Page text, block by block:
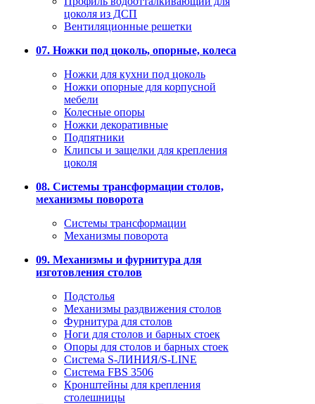
цоколя из ДСП
Вентиляционные решетки
07. Ножки под цоколь, опорные, колеса
Ножки для кухни под цоколь
Ножки опорные для корпусной
мебели
Колесные опоры
Ножки декоративные
Подпятники
Клипсы и защелки для крепления
цоколя
08. Системы трансформации столов,
механизмы поворота
Системы трансформации
Механизмы поворота
09. Механизмы и фурнитура для
изготовления столов
Подстолья
Механизмы раздвижения столов
Фурнитура для столов
Ноги для столов и барных стоек
Опоры для столов и барных стоек
Система S-ЛИНИЯ/S-LINE
Система FBS 3506
Кронштейны для крепления
столешницы